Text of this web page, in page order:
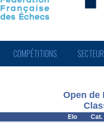
COMPÉTITIONS
Open de
Elo
Cat.